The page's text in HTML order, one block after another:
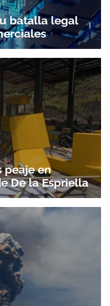
batalla legal
peaje en
De la Espriella